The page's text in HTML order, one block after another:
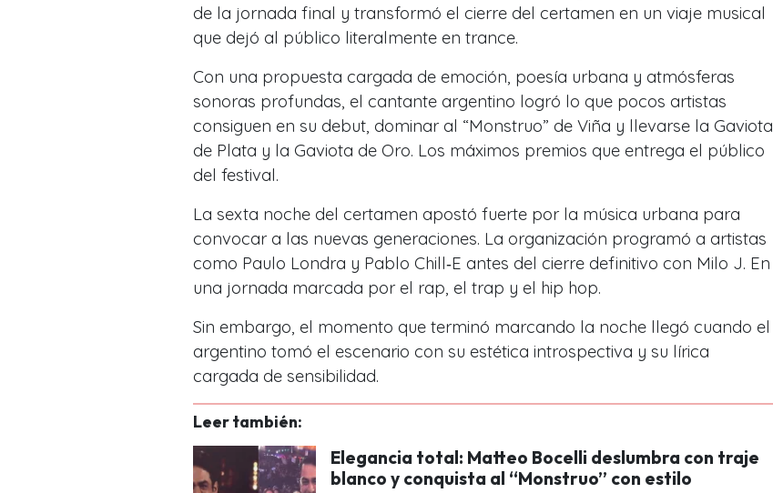
de la jornada final y transformó el cierre del certamen en un viaje musical
que dejó al público literalmente en trance.
Con una propuesta cargada de emoción, poesía urbana y atmósferas
sonoras profundas, el cantante argentino logró lo que pocos artistas
consiguen en su debut, dominar al “Monstruo” de Viña y llevarse la Gaviota
de Plata y la Gaviota de Oro. Los máximos premios que entrega el público
del festival.
La sexta noche del certamen apostó fuerte por la música urbana para
convocar a las nuevas generaciones. La organización programó a artistas
como Paulo Londra y Pablo Chill‑E antes del cierre definitivo con Milo J. En
una jornada marcada por el rap, el trap y el hip hop.
Sin embargo, el momento que terminó marcando la noche llegó cuando el
argentino tomó el escenario con su estética introspectiva y su lírica
cargada de sensibilidad.
Leer también:
Elegancia total: Matteo Bocelli deslumbra con traje
blanco y conquista al “Monstruo” con estilo